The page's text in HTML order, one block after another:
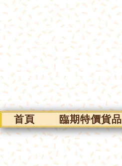
首頁 臨期特價貨品